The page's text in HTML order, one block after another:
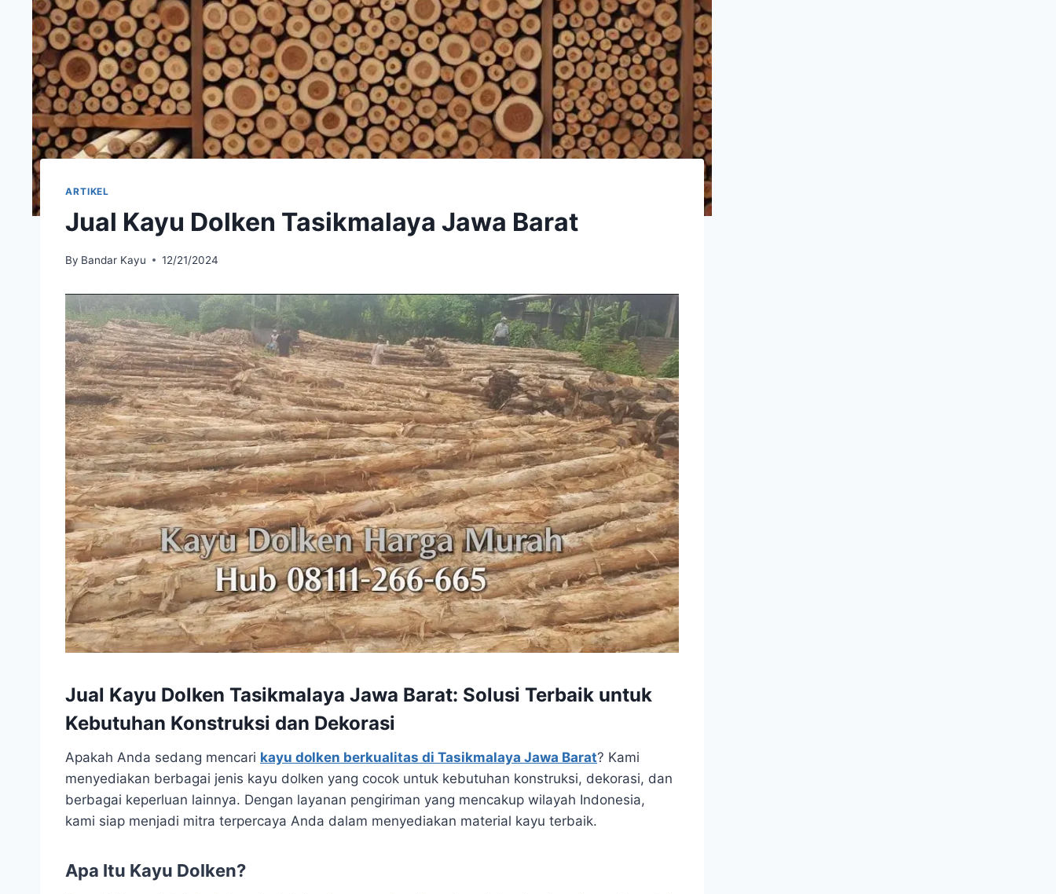
ARTIKEL
Jual Kayu Dolken Tasikmalaya Jawa Barat
By Bandar Kayu 12/21/2024
Jual Kayu Dolken Tasikmalaya Jawa Barat: Solusi Terbaik untuk
Kebutuhan Konstruksi dan Dekorasi
Apakah Anda sedang mencari kayu dolken berkualitas di Tasikmalaya Jawa Barat? Kami
menyediakan berbagai jenis kayu dolken yang cocok untuk kebutuhan konstruksi, dekorasi, dan
berbagai keperluan lainnya. Dengan layanan pengiriman yang mencakup wilayah Indonesia,
kami siap menjadi mitra terpercaya Anda dalam menyediakan material kayu terbaik.
Apa Itu Kayu Dolken?